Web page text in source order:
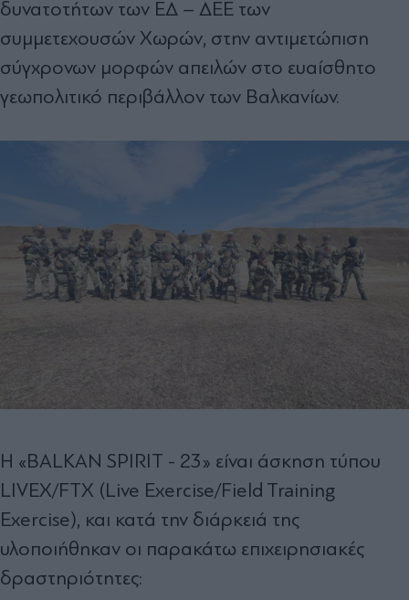
δυνατοτήτων των ΕΔ – ΔΕΕ των
συμμετεχουσών Χωρών, στην αντιμετώπιση
σύγχρονων μορφών απειλών στο ευαίσθητο
γεωπολιτικό περιβάλλον των Βαλκανίων.
Η «BALKAN SPIRIT - 23» είναι άσκηση τύπου
LIVEX/FTX (Live Exercise/Field Training
Exercise), και κατά την διάρκειά της
υλοποιήθηκαν οι παρακάτω επιχειρησιακές
δραστηριότητες: